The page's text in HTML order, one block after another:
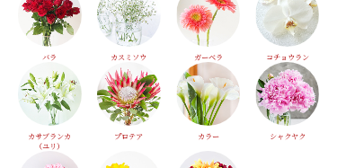
バラ カスミソウ ガーベラ コチョウラン
カサブランカ
（ユリ）
プロテア カラー シャクヤク